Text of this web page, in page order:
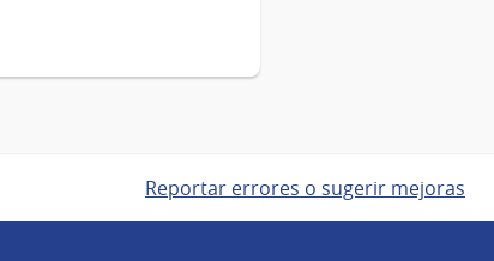
Reportar errores o sugerir mejoras